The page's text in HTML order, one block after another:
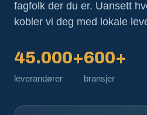
fagfolk der du er. Uansett
kobler vi deg med lokale
45.000+
leverandører
600+
bransjer